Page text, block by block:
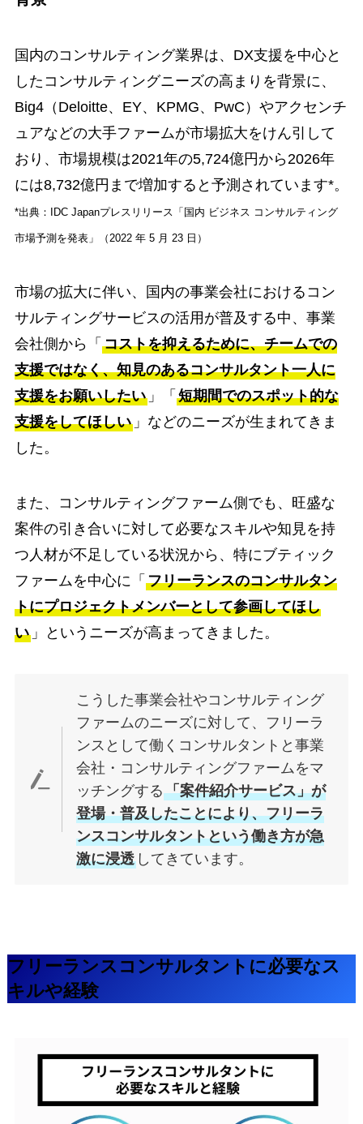
国内のコンサルティング業界は、DX支援を中心と
したコンサルティングニーズの高まりを背景に、
Big4（Deloitte、EY、KPMG、PwC）やアクセンチ
ュアなどの大手ファームが市場拡大をけん引して
おり、市場規模は2021年の5,724億円から2026年
には8,732億円まで増加すると予測されています*。
*出典：IDC Japanプレスリリース「国内 ビジネス コンサルティング
市場予測を発表」（2022 年 5 月 23 日）
市場の拡大に伴い、国内の事業会社におけるコン
サルティングサービスの活用が普及する中、事業
会社側から「 コストを抑えるために、チームでの
支援ではなく、知見のあるコンサルタント一人に
支援をお願いしたい」「 短期間でのスポット的な
支援をしてほしい」などのニーズが生まれてきま
した。
また、コンサルティングファーム側でも、旺盛な
案件の引き合いに対して必要なスキルや知見を持
つ人材が不足している状況から、特にブティック
ファームを中心に「 フリーランスのコンサルタン
トにプロジェクトメンバーとして参画してほし
い」というニーズが高まってきました。
こうした事業会社やコンサルティング
ファームのニーズに対して、フリーラ
ンスとして働くコンサルタントと事業
会社・コンサルティングファームをマ
ッチングする「案件紹介サービス」が
登場・普及したことにより、フリーラ
ンスコンサルタントという働き方が急
激に浸透 してきています。
フリーランスコンサルタントに必要なス
キルや経験